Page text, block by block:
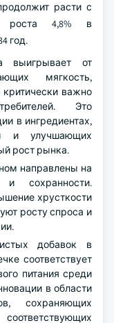
расти с
роста 4,8% в
год.
выигрывает от
мягкость,
важно
Это
в ингредиентах,
и улучшающих
рост рынка.
направлены на
сохранности.
хрусткости
росту спроса и
добавок в
соответствует
питания среди
в области
сохраняющих